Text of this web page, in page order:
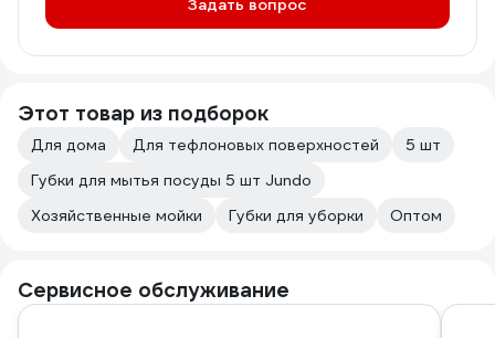
Задать вопрос
Этот товар из подборок
Для дома Для тефлоновых поверхностей
5 шт
Губки для мытья посуды 5 шт Jundo
Хозяйственные мойки
Губки для уборки Оптом
Сервисное обслуживание